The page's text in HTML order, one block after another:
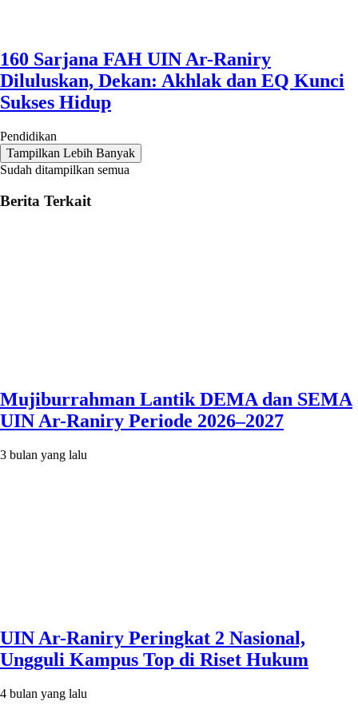
160 Sarjana FAH UIN Ar-Raniry
Diluluskan, Dekan: Akhlak dan EQ Kunci
Sukses Hidup
Pendidikan
Tampilkan Lebih Banyak
Sudah ditampilkan semua
Berita Terkait
Mujiburrahman Lantik DEMA dan SEMA
UIN Ar-Raniry Periode 2026–2027
3 bulan yang lalu
UIN Ar-Raniry Peringkat 2 Nasional,
Ungguli Kampus Top di Riset Hukum
4 bulan yang lalu